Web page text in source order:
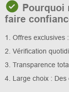
Pourquoi
faire
1. Offres exclusives
2. Vérification
3. Transparence
4. Large choix :